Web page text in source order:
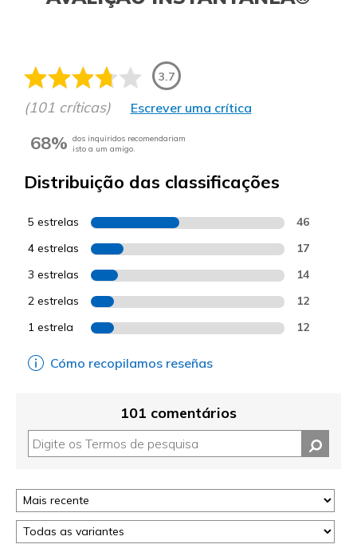
3.7
(101 críticas) Escrever uma crítica
68% dos inquiridos recomendariam
isto a um amigo.
Distribuição das classificações
5 estrelas 46
4 estrelas 17
3 estrelas 14
2 estrelas 12
1 estrela 12
Cómo recopilamos reseñas
101 comentários